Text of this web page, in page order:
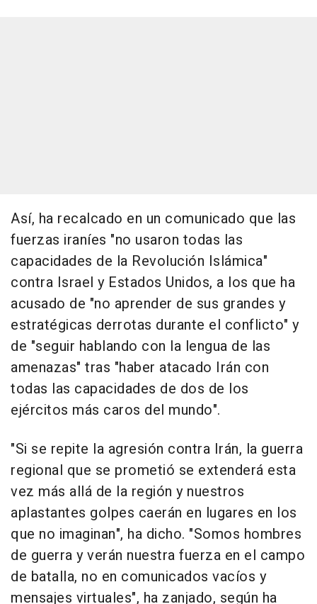
Así, ha recalcado en un comunicado que las
fuerzas iraníes "no usaron todas las
capacidades de la Revolución Islámica"
contra Israel y Estados Unidos, a los que ha
acusado de "no aprender de sus grandes y
estratégicas derrotas durante el conflicto" y
de "seguir hablando con la lengua de las
amenazas" tras "haber atacado Irán con
todas las capacidades de dos de los
ejércitos más caros del mundo".
"Si se repite la agresión contra Irán, la guerra
regional que se prometió se extenderá esta
vez más allá de la región y nuestros
aplastantes golpes caerán en lugares en los
que no imaginan", ha dicho. "Somos hombres
de guerra y verán nuestra fuerza en el campo
de batalla, no en comunicados vacíos y
mensajes virtuales", ha zanjado, según ha